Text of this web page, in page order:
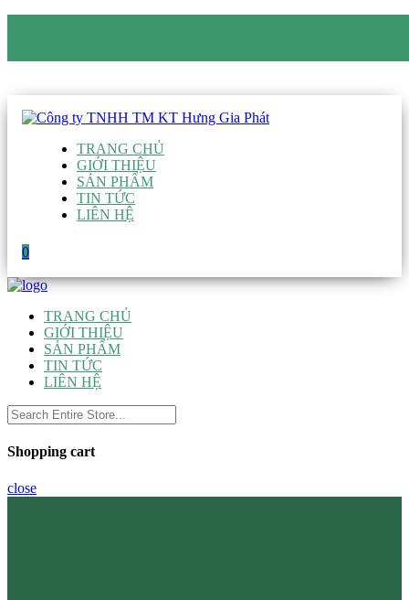
TRANG CHỦ
GIỚI THIỆU
SẢN PHẨM
TIN TỨC
LIÊN HỆ
0
TRANG CHỦ
GIỚI THIỆU
SẢN PHẨM
TIN TỨC
LIÊN HỆ
Shopping cart
close